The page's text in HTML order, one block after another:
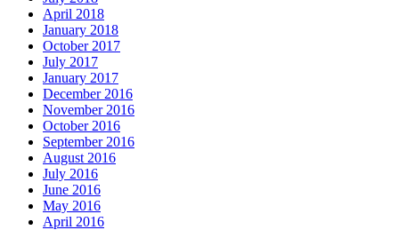
April 2018
January 2018
October 2017
July 2017
January 2017
December 2016
November 2016
October 2016
September 2016
August 2016
July 2016
June 2016
May 2016
April 2016